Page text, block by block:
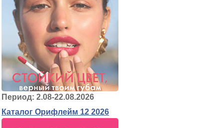
Период: 2.08-22.08.2026
Каталог Орифлейм 12 2026